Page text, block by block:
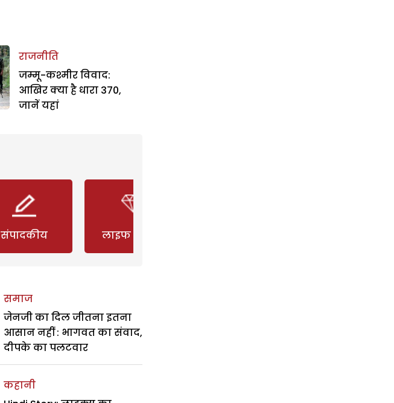
राजनीति
जम्मू-कश्मीर विवाद:
आखिर क्या है धारा 370,
जानें यहां
संपादकीय लाइफ स्टाइल
समाज
जेनजी का दिल जीतना इतना
आसान नहीं : भागवत का संवाद,
दीपके का पलटवार
कहानी